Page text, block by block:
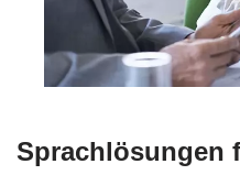
Sprachlösungen